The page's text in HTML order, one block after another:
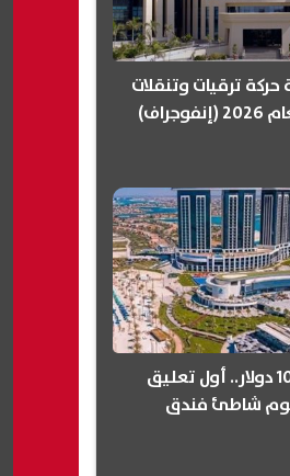
حركة ترقيات وتنقلات
بعد أزمة الـ 1000 دولار.. أول تعليق
شاطئ فندق